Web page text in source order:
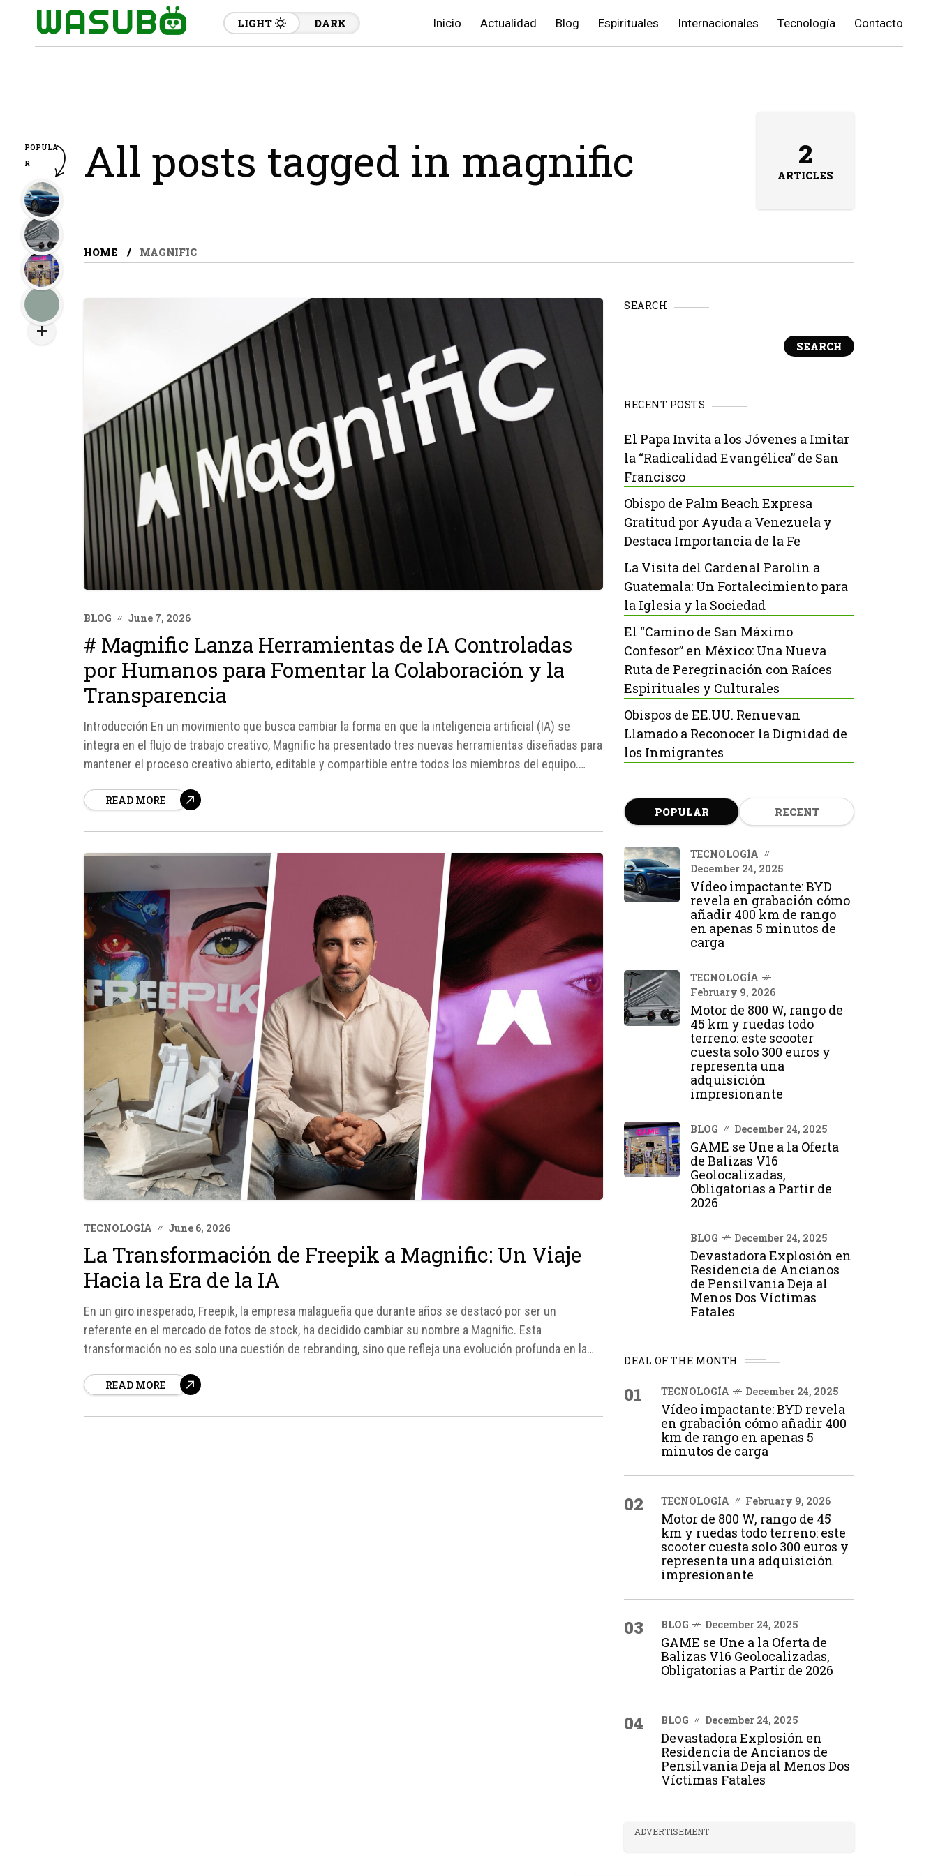
LIGHT DARK Inicio Actualidad Blog Espirituales Internacionales Tecnología Contacto
All posts tagged in magnific 2
ARTICLES
HOME MAGNIFIC
BLOG June 7, 2026
# Magnific Lanza Herramientas de IA Controladas
por Humanos para Fomentar la Colaboración y la
Transparencia
Introducción En un movimiento que busca cambiar la forma en que la inteligencia artificial (IA) se
integra en el flujo de trabajo creativo, Magnific ha presentado tres nuevas herramientas diseñadas para
mantener el proceso creativo abierto, editable y compartible entre todos los miembros del equipo.
READ MORE
TECNOLOGÍA June 6, 2026
La Transformación de Freepik a Magnific: Un Viaje
Hacia la Era de la IA
En un giro inesperado, Freepik, la empresa malagueña que durante años se destacó por ser un
referente en el mercado de fotos de stock, ha decidido cambiar su nombre a Magnific. Esta
transformación no es solo una cuestión de rebranding, sino que refleja una evolución profunda en la
READ MORE
SEARCH
SEARCH
RECENT POSTS
El Papa Invita a los Jóvenes a Imitar
la “Radicalidad Evangélica” de San
Francisco
Obispo de Palm Beach Expresa
Gratitud por Ayuda a Venezuela y
Destaca Importancia de la Fe
La Visita del Cardenal Parolin a
Guatemala: Un Fortalecimiento para
la Iglesia y la Sociedad
El “Camino de San Máximo
Confesor” en México: Una Nueva
Ruta de Peregrinación con Raíces
Espirituales y Culturales
Obispos de EE.UU. Renuevan
Llamado a Reconocer la Dignidad de
los Inmigrantes
POPULAR RECENT
TECNOLOGÍA
December 24, 2025
Vídeo impactante: BYD
revela en grabación cómo
añadir 400 km de rango
en apenas 5 minutos de
carga
TECNOLOGÍA
February 9, 2026
Motor de 800 W, rango de
45 km y ruedas todo
terreno: este scooter
cuesta solo 300 euros y
representa una
adquisición
impresionante
BLOG December 24, 2025
GAME se Une a la Oferta
de Balizas V16
Geolocalizadas,
Obligatorias a Partir de
2026
BLOG December 24, 2025
Devastadora Explosión en
Residencia de Ancianos
de Pensilvania Deja al
Menos Dos Víctimas
Fatales
DEAL OF THE MONTH
01 TECNOLOGÍA December 24, 2025
Vídeo impactante: BYD revela
en grabación cómo añadir 400
km de rango en apenas 5
minutos de carga
02 TECNOLOGÍA February 9, 2026
Motor de 800 W, rango de 45
km y ruedas todo terreno: este
scooter cuesta solo 300 euros y
representa una adquisición
impresionante
03 BLOG December 24, 2025
GAME se Une a la Oferta de
Balizas V16 Geolocalizadas,
Obligatorias a Partir de 2026
04 BLOG December 24, 2025
Devastadora Explosión en
Residencia de Ancianos de
Pensilvania Deja al Menos Dos
Víctimas Fatales
ADVERTISEMENT
POPULA
R